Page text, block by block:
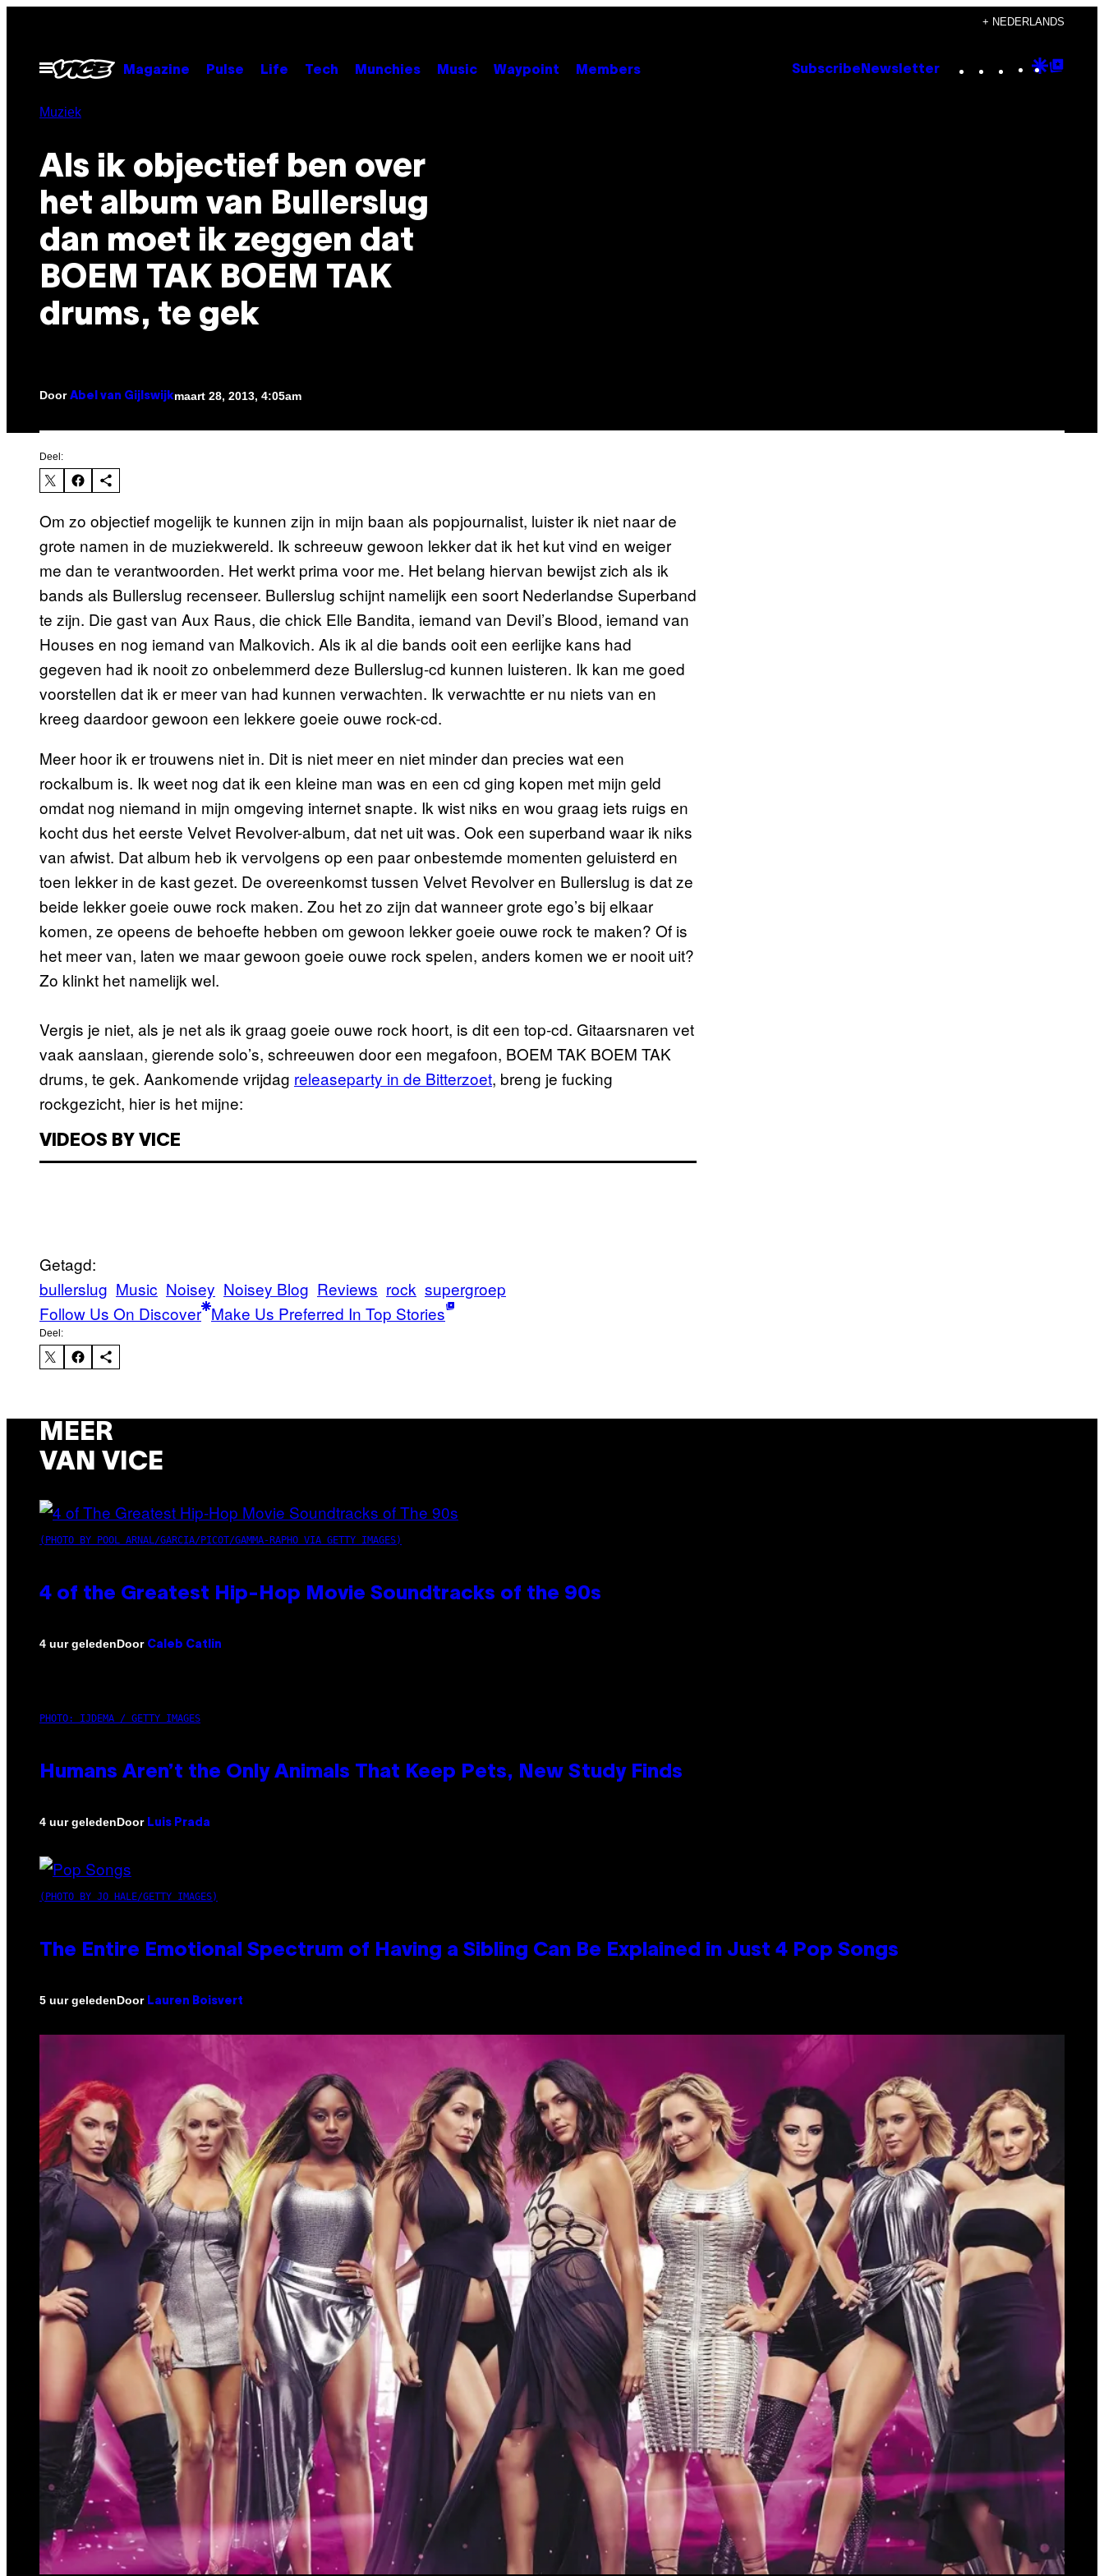
+ NEDERLANDS
Open
menu
Magazine Pulse Life Tech Munchies Music Waypoint Members Subscribe Newsletter Instagram
TikTok
YouTube
Google
Muziek
Als ik objectief ben over
het album van Bullerslug
dan moet ik zeggen dat
BOEM TAK BOEM TAK
drums, te gek
Door Abel van Gijlswijkmaart 28, 2013, 4:05am
Deel:
Om zo objectief mogelijk te kunnen zijn in mijn baan als popjournalist, luister ik niet naar de
grote namen in de muziekwereld. Ik schreeuw gewoon lekker dat ik het kut vind en weiger
me dan te verantwoorden. Het werkt prima voor me. Het belang hiervan bewijst zich als ik
bands als Bullerslug recenseer. Bullerslug schijnt namelijk een soort Nederlandse Superband
te zijn. Die gast van Aux Raus, die chick Elle Bandita, iemand van Devil’s Blood, iemand van
Houses en nog iemand van Malkovich. Als ik al die bands ooit een eerlijke kans had
gegeven had ik nooit zo onbelemmerd deze Bullerslug-cd kunnen luisteren. Ik kan me goed
voorstellen dat ik er meer van had kunnen verwachten. Ik verwachtte er nu niets van en
kreeg daardoor gewoon een lekkere goeie ouwe rock-cd.
Meer hoor ik er trouwens niet in. Dit is niet meer en niet minder dan precies wat een
rockalbum is. Ik weet nog dat ik een kleine man was en een cd ging kopen met mijn geld
omdat nog niemand in mijn omgeving internet snapte. Ik wist niks en wou graag iets ruigs en
kocht dus het eerste Velvet Revolver-album, dat net uit was. Ook een superband waar ik niks
van afwist. Dat album heb ik vervolgens op een paar onbestemde momenten geluisterd en
toen lekker in de kast gezet. De overeenkomst tussen Velvet Revolver en Bullerslug is dat ze
beide lekker goeie ouwe rock maken. Zou het zo zijn dat wanneer grote ego’s bij elkaar
komen, ze opeens de behoefte hebben om gewoon lekker goeie ouwe rock te maken? Of is
het meer van, laten we maar gewoon goeie ouwe rock spelen, anders komen we er nooit uit?
Zo klinkt het namelijk wel.
Vergis je niet, als je net als ik graag goeie ouwe rock hoort, is dit een top-cd. Gitaarsnaren vet
vaak aanslaan, gierende solo’s, schreeuwen door een megafoon, BOEM TAK BOEM TAK
drums, te gek. Aankomende vrijdag releaseparty in de Bitterzoet, breng je fucking
rockgezicht, hier is het mijne:
VIDEOS BY VICE
Getagd:
bullerslug Music Noisey Noisey Blog Reviews rock supergroep
Follow Us On Discover Make Us Preferred In Top Stories
Deel:
MEER
VAN VICE
(PHOTO BY POOL ARNAL/GARCIA/PICOT/GAMMA-RAPHO VIA GETTY IMAGES)
4 of the Greatest Hip-Hop Movie Soundtracks of the 90s
4 uur geledenDoor Caleb Catlin
PHOTO: IJDEMA / GETTY IMAGES
Humans Aren’t the Only Animals That Keep Pets, New Study Finds
4 uur geledenDoor Luis Prada
(PHOTO BY JO HALE/GETTY IMAGES)
The Entire Emotional Spectrum of Having a Sibling Can Be Explained in Just 4 Pop Songs
5 uur geledenDoor Lauren Boisvert